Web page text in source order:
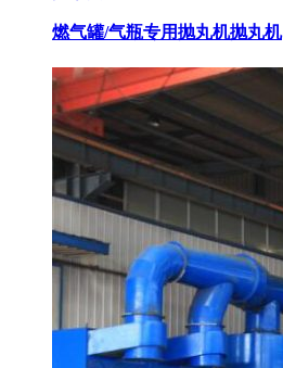
燃气罐/气瓶专用抛丸机抛丸机